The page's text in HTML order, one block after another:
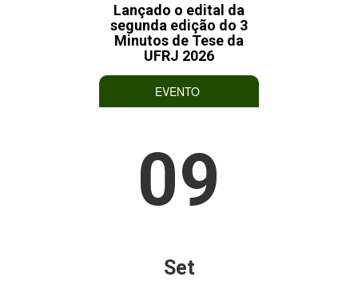
Lançado o edital da
segunda edição do 3
Minutos de Tese da
UFRJ 2026
EVENTO
09
Set